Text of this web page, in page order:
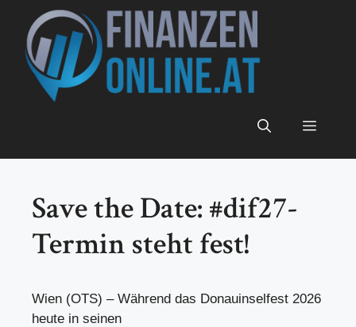
Inhalt
springen
Menü
Save the Date: #dif27-
Termin steht fest!
Wien (OTS) – Während das Donauinselfest 2026
heute in seinen